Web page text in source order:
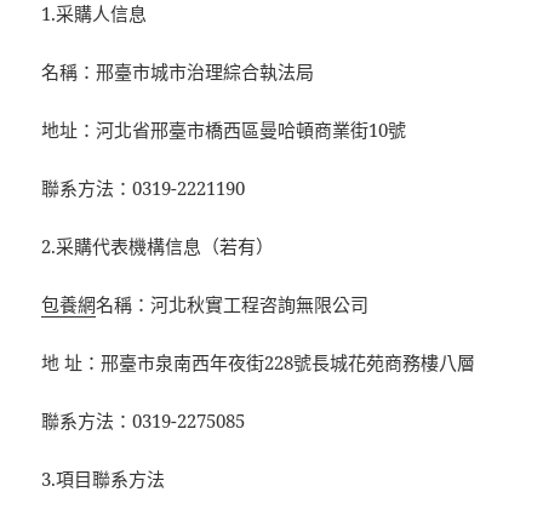
1.采購人信息
名稱：邢臺市城市治理綜合執法局
地址：河北省邢臺市橋西區曼哈頓商業街10號
聯系方法：0319-2221190
2.采購代表機構信息（若有）
包養網名稱：河北秋實工程咨詢無限公司
地 址：邢臺市泉南西年夜街228號長城花苑商務樓八層
聯系方法：0319-2275085
3.項目聯系方法